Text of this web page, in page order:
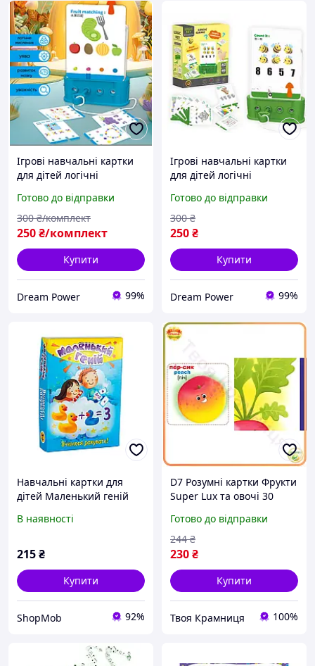
Ігрові навчальні картки
для дітей логічні
мислення
Готово до відправки
250₴/комплект
300 ₴/комплект
Купити
Dream Power 99%
Ігрові навчальні картки
для дітей логічні
мислення
Готово до відправки
250₴
300 ₴
Купити
Dream Power 99%
Навчальні картки для
дітей Маленький геній
мовою для розвитку
3+ 48 карток
В наявності
215₴
Купити
ShopMob 92%
D7 Розумні картки Фрукти
Super Lux та овочі 30
для дітей з
транскрипцією на у
MOD58L
Готово до відправки
230₴
244 ₴
Купити
Твоя Крамниця 100%